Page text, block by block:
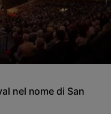
nel nome di San